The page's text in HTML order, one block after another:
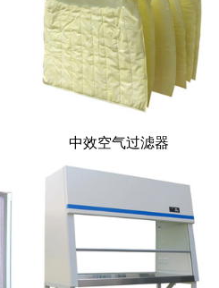
中效空气过滤器